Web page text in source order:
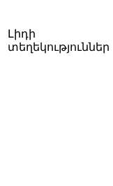
Լիդի
տեղեկություններ